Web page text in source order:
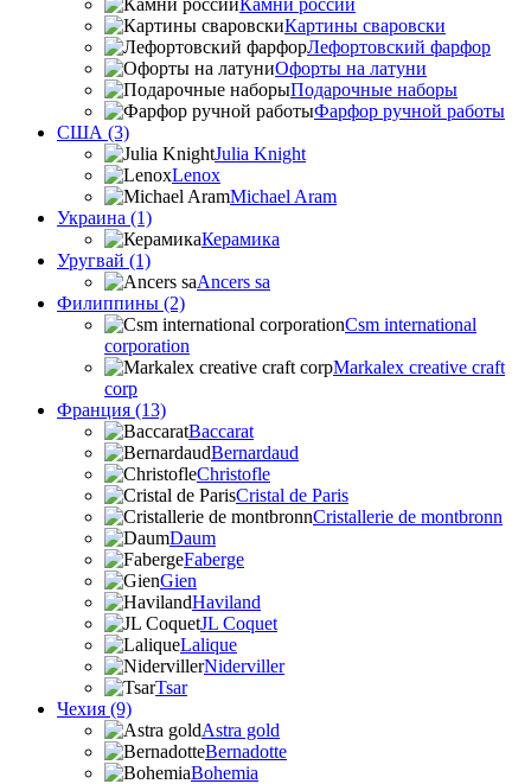
Камни россии
Картины сваровски
Лефортовский фарфор
Офорты на латуни
Подарочные наборы
Фарфор ручной работы
США (3)
Julia Knight
Lenox
Michael Aram
Украина (1)
Керамика
Уругвай (1)
Ancers sa
Филиппины (2)
Csm international
corporation
Markalex creative craft
corp
Франция (13)
Baccarat
Bernardaud
Christofle
Cristal de Paris
Cristallerie de montbronn
Daum
Faberge
Gien
Haviland
JL Coquet
Lalique
Niderviller
Tsar
Чехия (9)
Astra gold
Bernadotte
Bohemia